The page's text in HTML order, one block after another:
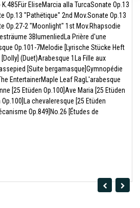
EliseMarcia alla TurcaSonate Op.13
Op.13 "Pathëtique" 2nd Mov.Sonate Op.13
Op.27-2 "Moonlight" 1st Mov.Rhapsodie
3BlumenliedLa Prière d'une
Op.101-7Melodie [Lyrische Stücke Heft
(Duet)Arabesque 1La Fille aux
[Suite bergamasque]Gymnopédie
EntertainerMaple Leaf RagL'arabesque
[25 Etüden Op.100]Ave Maria [25 Etüden
chevaleresque [25 Etüden
Op.849]No.26 [Études de